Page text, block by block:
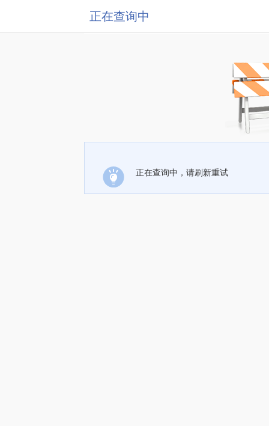
正在查询中
正在查询中，请刷新重试